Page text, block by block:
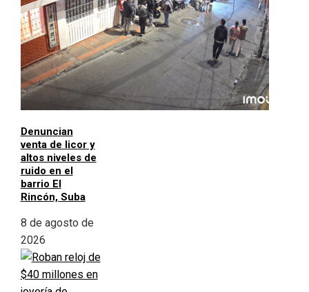
Denuncian
venta de licor y
altos niveles de
ruido en el
barrio El
Rincón, Suba
8 de agosto de
2026